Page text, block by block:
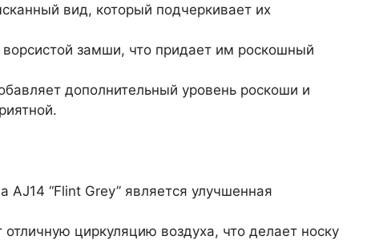
вид, который подчеркивает их
замши, что придает им роскошный
дополнительный уровень роскоши и
“Flint Grey” является улучшенная
циркуляцию воздуха, что делает носку